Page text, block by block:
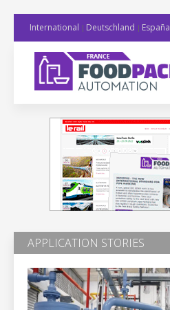
International Deutschland España
APPLICATION STORIES